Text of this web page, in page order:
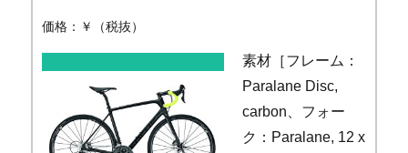
価格：￥（税抜）
素材［フレーム：
Paralane Disc,
carbon、フォー
ク：Paralane, 12 x